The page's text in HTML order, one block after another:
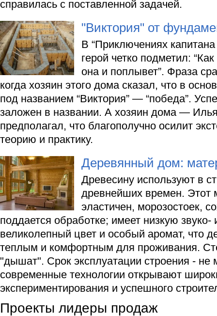
справилась с поставленной задачей.
"Виктория" от
В “Приключениях
герой четко подметил:
она и поплывет”. Фраза
когда хозяин этого дома сказал, что в
под названием “Виктория” — “победа”.
заложен в названии. А хозяин дома —
предполагал, что благополучно осилит
теорию и практику.
Деревянный дом:
Древесину используют в
древнейших времен. Этот
эластичен, морозостоек,
поддается обработке; имеет низкую звуко-
великолепный цвет и особый аромат, что
теплым и комфортным для проживания.
"дышат". Срок эксплуатации строения - не
современные технологии открывают
экспериментирования и успешного
Проекты лидеры продаж